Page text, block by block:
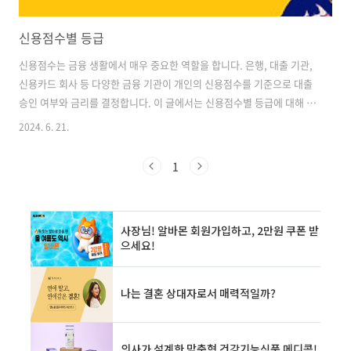
신용점수별 등급
신용점수는 금융 생활에서 매우 중요한 역할을 합니다. 은행, 대출 기관,
신용카드 회사 등 다양한 금융 기관이 개인의 신용점수를 기준으로 대출
승인 여부와 금리를 결정합니다. 이 글에서는 신용점수별 등급에 대해 상
세히 알아보고, 신용점수를 개선하는 방법과 관리 요령을 제공하고자 합
점수 조회를 해보면 두 개의 기관, NICE와 KCB의 점수가 나오는데 항상
KCBwagle.knowledgedep.com 신용점수 높이는 방법 '이것'만 잘
쓰세요신용점수는 한 번에 올리기는 쉽지 않습니다. 분명 떨어진 신용
점..
2024. 6. 21.
1